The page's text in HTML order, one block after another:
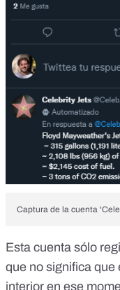
Captura de la cuenta
Esta cuenta sólo
que no significa que
interior en ese